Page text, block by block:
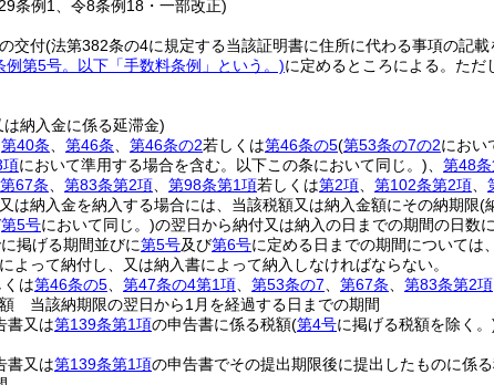
条例1、令8条例18・一部改正)
交付(法第382条の4に規定する当該証明書に住所に代わる事項の記
第5号。以下「手数料条例」という。)に定めるところによる。 ただ
納入金に係る延滞金)
第40条 第46条 第46条の2若しくは第46条の5(第53条の7の2におい
項において準用する場合を含む。以下この条において同じ。) 第48
第67条 第83条第2項 第98条第1項若しくは第2項 第102条第2項
は納入金を納入する場合には、当該税額又は納入金額にその納期限(
第5号において同じ。)の翌日から納付又は納入の日までの期間の日数
に掲げる期間並びに第5号及び第6号に定める日までの期間については
よって納付し、又は納入書によって納入しなければならない。
は第46条の5 第47条の4第1項 第53条の7 第67条 第83条第2項
当該納期限の翌日から1月を経過する日までの期間
書又は第139条第1項の申告書に係る税額(第4号に掲げる税額を除く。
書又は第139条第1項の申告書でその提出期限後に提出したものに係